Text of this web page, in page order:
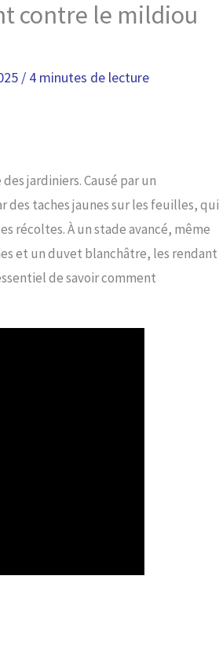
contre le mildiou
/ 4 minutes de lecture
jardiniers. Causé par un
des taches jaunes sur les feuilles, qui
récoltes. À un stade avancé, même
et un duvet blanchâtre, les rendant
de savoir comment